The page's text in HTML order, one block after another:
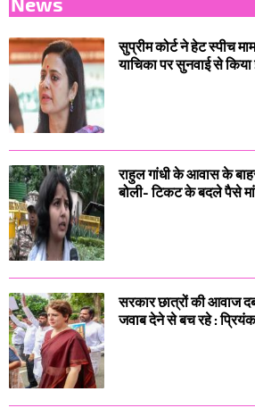
सुप्रीम कोर्ट ने हेट स्पीच
याचिका पर सुनवाई से
राहुल गांधी के आवास के
बोली- टिकट के बदले पैसे
सरकार छात्रों की आवाज
जवाब देने से बच रहे :